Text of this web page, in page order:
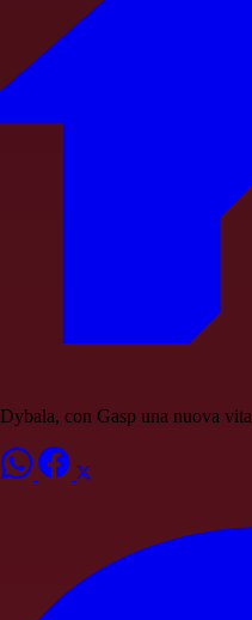
Dybala, con Gasp una nuova vita